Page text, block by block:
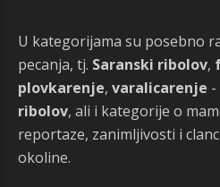
U kategorijama su posebno
pecanja, tj. Saranski ribolov,
plovkarenje, varalicarenje
ribolov, ali i kategorije o
reportaze, zanimljivosti i
okoline.